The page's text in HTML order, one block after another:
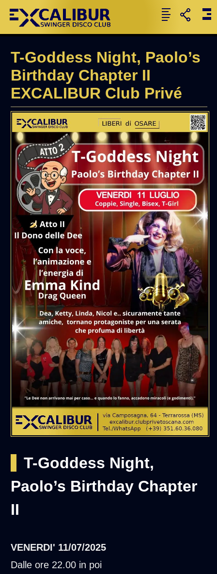
T-Goddess Night, Paolo’s
Birthday Chapter II
EXCALIBUR Club Privé
T-Goddess Night,
Paolo’s Birthday Chapter
II
VENERDI' 11/07/2025
Dalle ore 22.00 in poi